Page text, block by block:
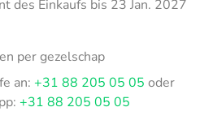
des Einkaufs bis 23 Jan. 2027
per gezelschap
an: +31 88 205 05 05 oder
+31 88 205 05 05